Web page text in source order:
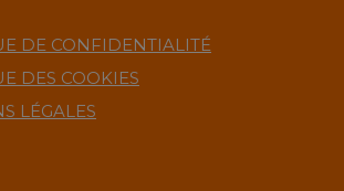
DE CONFIDENTIALITÉ
DES COOKIES
LÉGALES